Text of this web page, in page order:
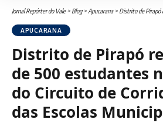
Jornal Repórter do Vale> Blog>Apucarana> Distrito de Pirapó reúne cerca de 500
APUCARANA
Distrito de Pirapó
de 500 estudantes
do Circuito de
das Escolas